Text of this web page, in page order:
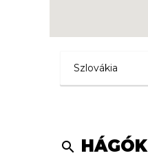
search HÁGÓK